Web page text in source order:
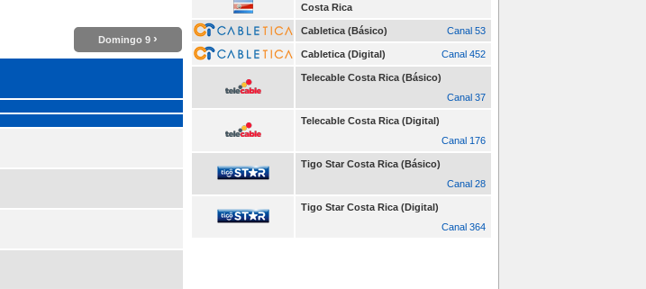
Domingo 9 ›
Costa Rica
Cabletica (Básico) Canal 53
Cabletica (Digital) Canal 452
Telecable Costa Rica (Básico)
Canal 37
Telecable Costa Rica (Digital)
Canal 176
Tigo Star Costa Rica (Básico)
Canal 28
Tigo Star Costa Rica (Digital)
Canal 364